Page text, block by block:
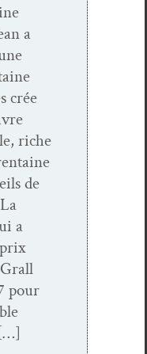
a
crée
riche
de
a
pour